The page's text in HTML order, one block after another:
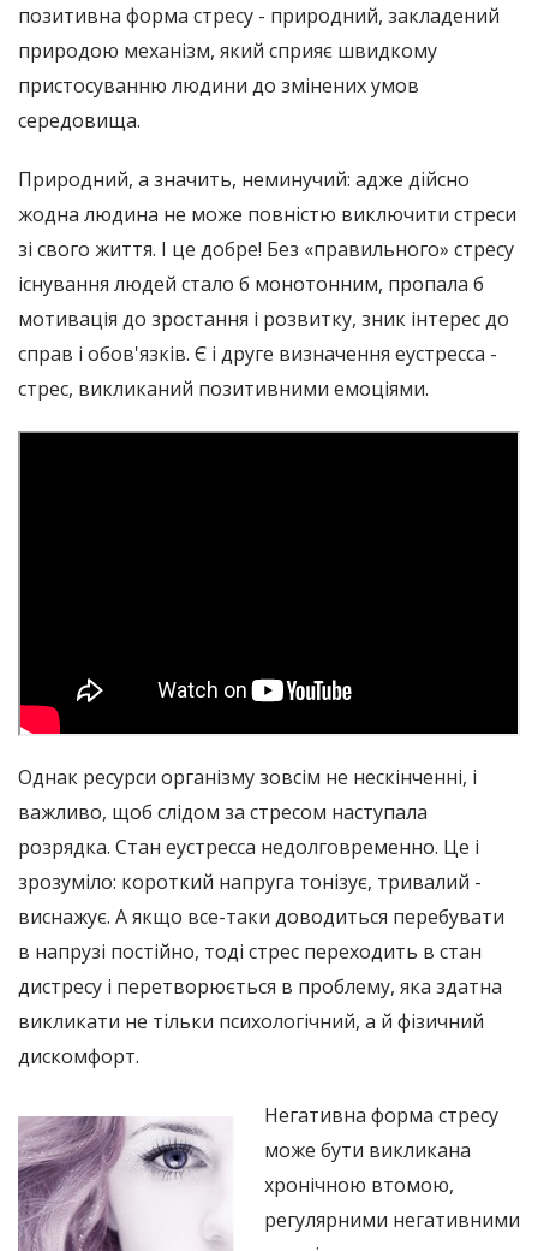
позитивна форма стресу - природний, закладений
природою механізм, який сприяє швидкому
пристосуванню людини до змінених умов
середовища.
Природний, а значить, неминучий: адже дійсно
жодна людина не може повністю виключити стреси
зі свого життя. І це добре! Без «правильного» стресу
існування людей стало б монотонним, пропала б
мотивація до зростання і розвитку, зник інтерес до
справ і обов'язків. Є і друге визначення еустресса -
стрес, викликаний позитивними емоціями.
Однак ресурси організму зовсім не нескінченні, і
важливо, щоб слідом за стресом наступала
розрядка. Стан еустресса недолговременно. Це і
зрозуміло: короткий напруга тонізує, тривалий -
виснажує. А якщо все-таки доводиться перебувати
в напрузі постійно, тоді стрес переходить в стан
дистресу і перетворюється в проблему, яка здатна
викликати не тільки психологічний, а й фізичний
дискомфорт.
Негативна форма стресу
може бути викликана
хронічною втомою,
регулярними негативними